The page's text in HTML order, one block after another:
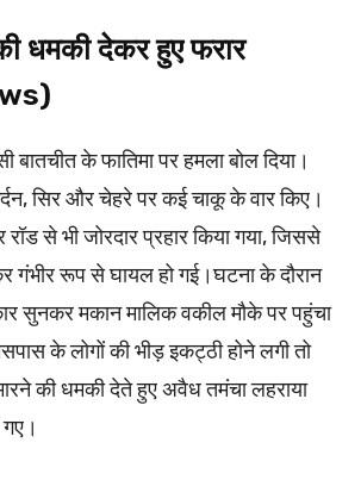
धमकी देकर हुए फरार
बातचीत के फातिमा पर हमला बोल दिया।
सिर और चेहरे पर कई चाकू के वार किए।
से भी जोरदार प्रहार किया गया, जिससे
गंभीर रूप से घायल हो गई।घटना के दौरान
सुनकर मकान मालिक वकील मौके पर पहुंचा
के लोगों की भीड़ इकट्ठी होने लगी तो
की धमकी देते हुए अवैध तमंचा लहराया